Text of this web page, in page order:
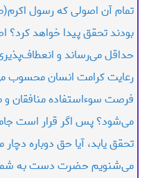
تمام آن اصولی که رسول
بودند تحقق پیدا خواهد کرد؟
حداقل می‌رساند و
رعایت کرامت انسان محسوب
فرصت سوءاستفاده منافقان و
می‌شود؟ پس اگر قرار است
تحقق یابد، آیا حق دوباره
می‌شنویم حضرت دست به